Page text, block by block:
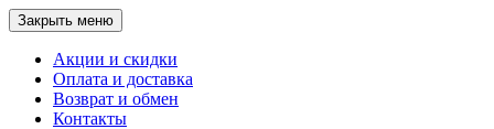
Закрыть меню
Акции и скидки
Оплата и доставка
Возврат и обмен
Контакты